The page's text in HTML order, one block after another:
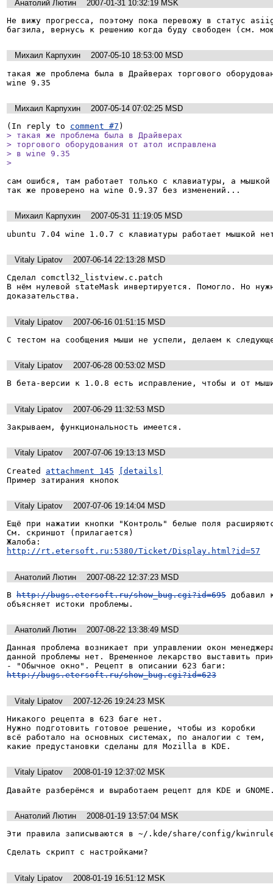
Анатолий Лютин
2007-01-31 10:32:19 MSK
Не вижу прогресса, поэтому пока перевожу в статус
багзила, вернусь к решению когда буду свободен (см.
Михаил Карпухин
2007-05-10 18:53:00 MSD
такая же проблема была в Драйверах торгового
wine 9.35
Михаил Карпухин
2007-05-14 07:02:25 MSD
(In reply to comment #7
> такая же проблема была в Драйверах
> торгового оборудования от атол исправлена
> в wine 9.35
>
сам ошибся, там работает только с клавиатуры, а
так же проверено на wine 0.9.37 без изменений...
Михаил Карпухин
2007-05-31 11:19:05 MSD
ubuntu 7.04 wine 1.0.7 с клавиатуры работает мышкой
Vitaly Lipatov
2007-06-14 22:13:28 MSD
Сделал comctl32_listview.c.patch
В нём нулевой stateMask инвертируется. Помогло. Но
доказательства.
Vitaly Lipatov
2007-06-16 01:51:15 MSD
С тестом на сообщения мыши не успели, делаем к
Vitaly Lipatov
2007-06-28 00:53:02 MSD
В бета-версии к 1.0.8 есть исправление, чтобы и от
Vitaly Lipatov
2007-06-29 11:32:53 MSD
Закрываем, функциональность имеется.
Vitaly Lipatov
2007-07-06 19:13:13 MSD
Created attachment 145
[details]
Пример затирания кнопок
Vitaly Lipatov
2007-07-06 19:14:04 MSD
Ещё при нажатии кнопки "Контроль" белые поля
См. скриншот (прилагается)
http://rt.etersoft.ru:5380/Ticket/Display.html?id=57
Анатолий Лютин
2007-08-22 12:37:23 MSD
В http://bugs.etersoft.ru/show_bug.cgi?id=695 добавил
объясняет истоки проблемы.
Анатолий Лютин
2007-08-22 13:38:49 MSD
Данная проблема возникает при управлении окон
данной проблемы нет. Временное лекарство выставить
http://bugs.etersoft.ru/show_bug.cgi?id=623
Vitaly Lipatov
2007-12-26 19:24:23 MSK
Никакого рецепта в 623 баге нет.
Нужно подготовить готовое решение, чтобы из коробки
всё работало на основных системах, по аналогии с тем,
какие предустановки сделаны для Mozilla в KDE.
Vitaly Lipatov
2008-01-19 12:37:02 MSK
Давайте разберёмся и выработаем рецепт для KDE и
Анатолий Лютин
2008-01-19 13:57:04 MSK
Эти правила записываются в ~/.kde/share/config/
Сделать скрипт с настройками?
Vitaly Lipatov 2008-01-19 16:51:12 MSK